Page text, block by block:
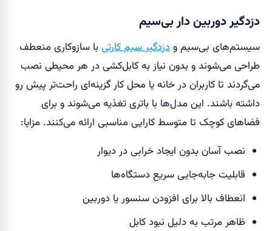
دزدگیر دوربین دار بی‌سیم
سیستم‌های بی‌سیم ودزدگیر سیم کارتیبا سازوکاری منعطف
طراحی می‌شوند و بدون نیاز به کابل‌کشی در هر محیطی نصب
می‌گردند تا کاربران در خانه یا محل کار گزینه‌ای راحت‌تر پیش رو
داشته باشند. این مدل‌ها با باتری تغذیه می‌شوند و برای
فضاهای کوچک تا متوسط کارایی مناسبی ارائه می‌کنند. مزایا:
نصب آسان بدون ایجاد خرابی در دیوار
قابلیت جابه‌جایی سریع دستگاه‌ها
انعطاف بالا برای افزودن سنسور یا دوربین
ظاهر مرتب به دلیل نبود کابل